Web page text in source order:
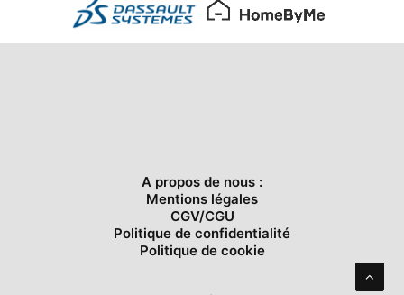
A propos de nous :
Mentions légales
CGV/CGU
Politique de confidentialité
Politique de cookie